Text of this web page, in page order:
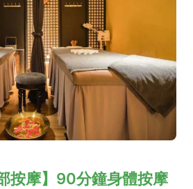
按摩】90分鐘身體按摩